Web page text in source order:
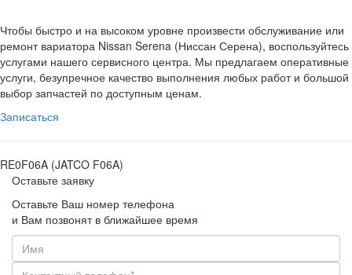
Чтобы быстро и на высоком уровне произвести обслуживание или
ремонт вариатора Nissan Serena (Ниссан Серена), воспользуйтесь
услугами нашего сервисного центра. Мы предлагаем оперативные
услуги, безупречное качество выполнения любых работ и большой
выбор запчастей по доступным ценам.
Записаться
RE0F06A (JATCO F06A)
Оставьте заявку
Оставьте Ваш номер телефона
и Вам позвонят в ближайшее время